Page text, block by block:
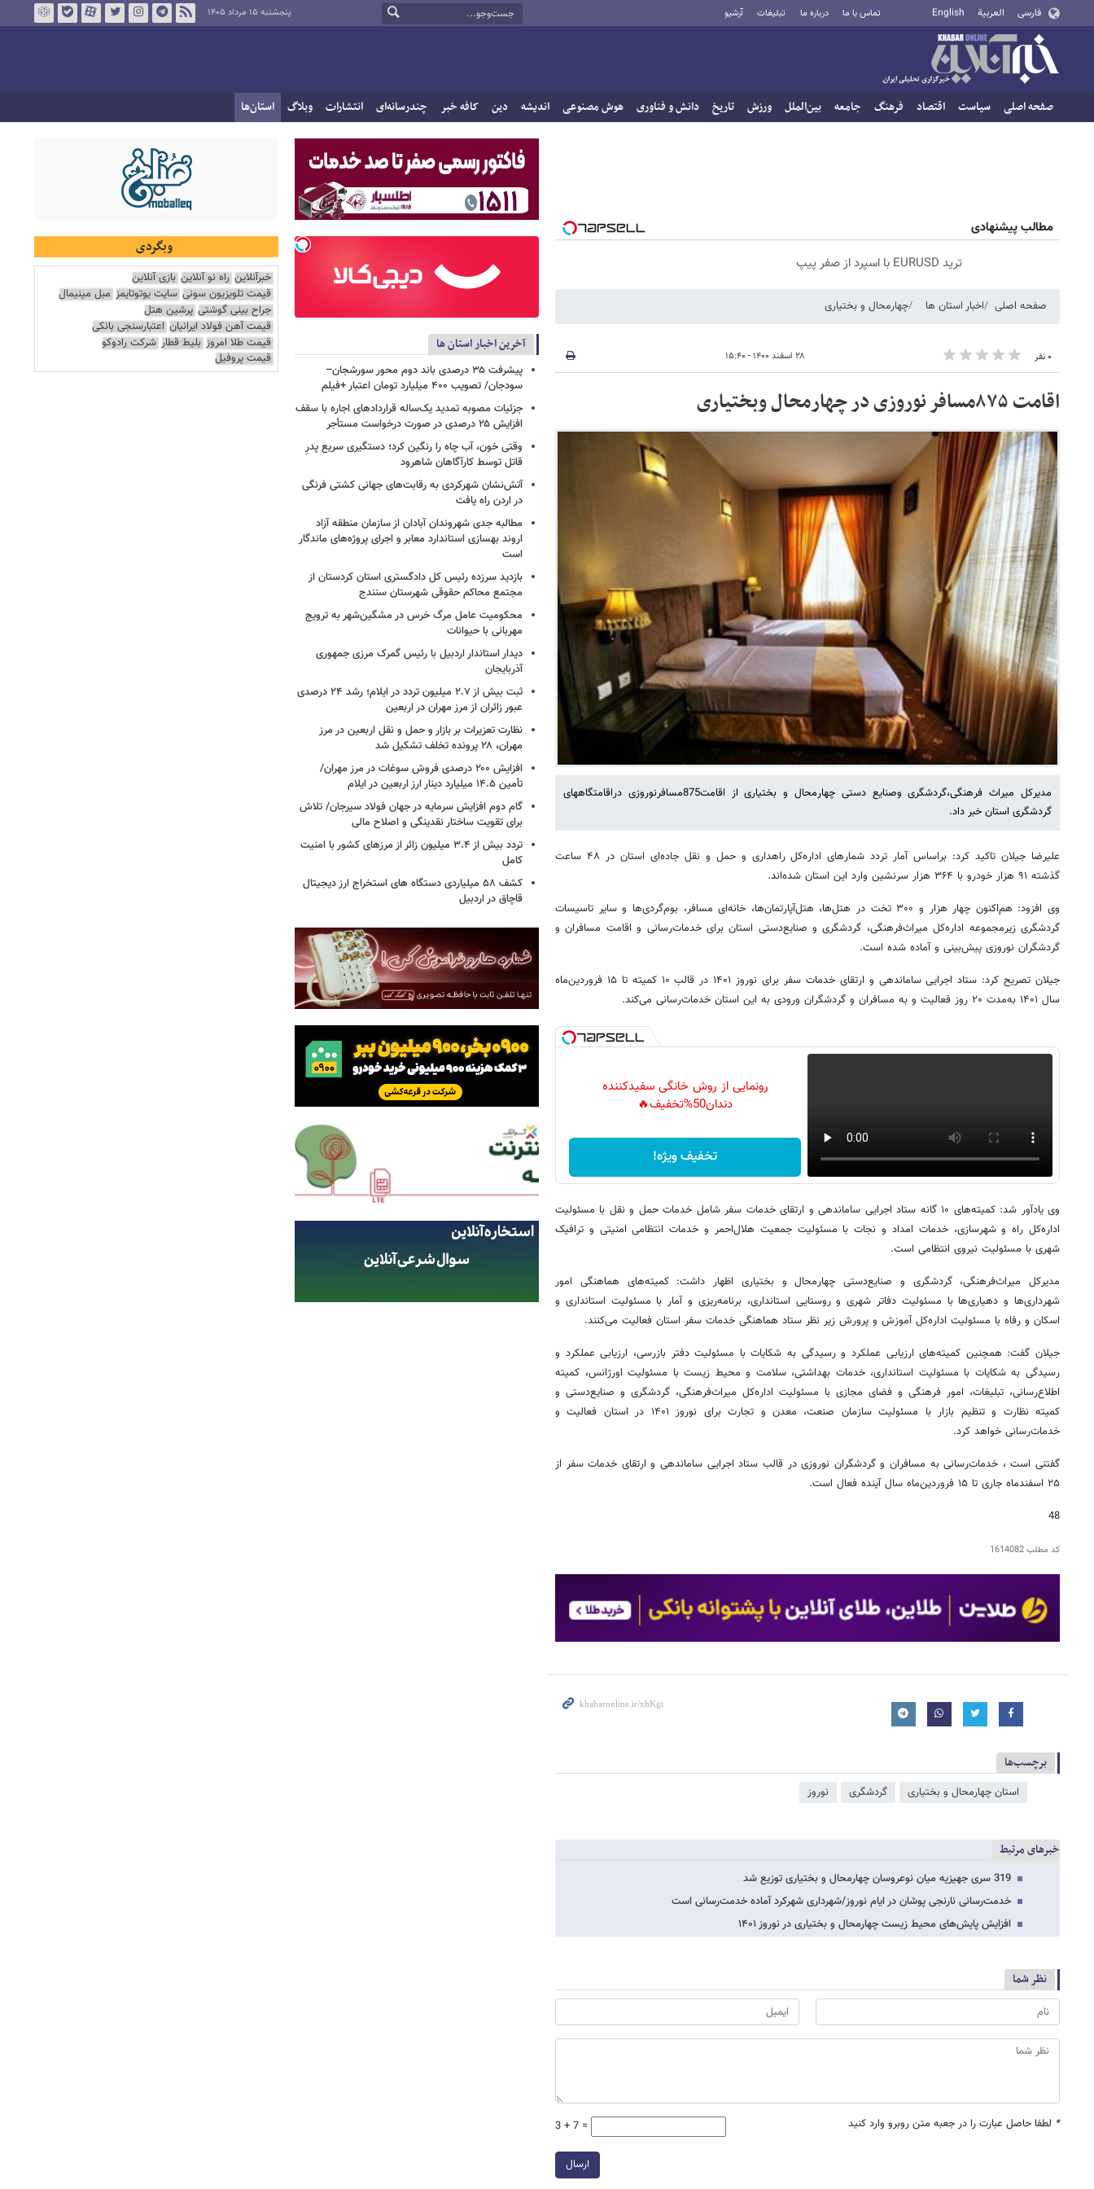
فارسی العربية English تماس با ما درباره ما تبلیغات آرشیو پنجشنبه ۱۵ مرداد ۱۴۰۵
صفحه اصلی سیاست اقتصاد فرهنگ جامعه بین‌الملل ورزش تاریخ دانش و فناوری هوش مصنوعی اندیشه دین کافه خبر چندرسانه‌ای انتشارات وبلاگ استان‌ها
مطالب پیشنهادی
ترید EURUSD با اسپرد از صفر پیپ
صفحه اصلی اخبار استان ها چهارمحال و بختیاری
۰ نفر ۲۸ اسفند ۱۴۰۰ - ۱۵:۴۰
اقامت ۸۷۵مسافر نوروزی در چهارمحال وبختیاری
مدیرکل میراث فرهنگی،گردشگری وصنایع دستی چهارمحال و بختیاری از اقامت875مسافرنوروزی دراقامتگاههای
گردشگری استان خبر داد.
علیرضا جیلان تاکید کرد: براساس آمار تردد شمارهای اداره‌کل راهداری و حمل و نقل جاده‌ای استان در ۴۸ ساعت
گذشته ۹۱ هزار خودرو با ۳۶۴ هزار سرنشین وارد این استان شده‌اند.
وی افزود: هم‌اکنون چهار هزار و ۳۰۰ تخت در هتل‌ها، هتل‌آپارتمان‌ها، خانه‌ای مسافر، بوم‌گردی‌ها و سایر تاسیسات
گردشگری زیرمجموعه اداره‌کل میراث‌فرهنگی، گردشگری و صنایع‌دستی استان برای خدمات‌رسانی و اقامت مسافران و
گردشگران نوروزی پیش‌بینی و آماده شده است.
جیلان تصریح کرد: ستاد اجرایی ساماندهی و ارتقای خدمات سفر برای نوروز ۱۴۰۱ در قالب ۱۰ کمیته تا ۱۵ فروردین‌ماه
سال ۱۴۰۱ به‌مدت ۲۰ روز فعالیت و به مسافران و گردشگران ورودی به این استان خدمات‌رسانی می‌کند.
رونمایی از روش خانگی سفیدکننده
دندان50%تخفیف🔥
تخفیف ویژه!
وی یادآور شد: کمیته‌های ۱۰ گانه ستاد اجرایی ساماندهی و ارتقای خدمات سفر شامل خدمات حمل و نقل با مسئولیت
اداره‌کل راه و شهرسازی، خدمات امداد و نجات با مسئولیت جمعیت هلال‌احمر و خدمات انتظامی امنیتی و ترافیک
شهری با مسئولیت نیروی انتظامی است.
مدیرکل میراث‌فرهنگی، گردشگری و صنایع‌دستی چهارمحال و بختیاری اظهار داشت: کمیته‌های هماهنگی امور
شهرداری‌ها و دهیاری‌ها با مسئولیت دفاتر شهری و روستایی استانداری، برنامه‌ریزی و آمار با مسئولیت استانداری و
اسکان و رفاه با مسئولیت اداره‌کل آموزش و پرورش زیر نظر ستاد هماهنگی خدمات سفر استان فعالیت می‌کنند.
جیلان گفت: همچنین کمیته‌های ارزیابی عملکرد و رسیدگی به شکایات با مسئولیت دفتر بازرسی، ارزیابی عملکرد و
رسیدگی به شکایات با مسئولیت استانداری، خدمات بهداشتی، سلامت و محیط زیست با مسئولیت اورژانس، کمیته
اطلاع‌رسانی، تبلیغات، امور فرهنگی و فضای مجازی با مسئولیت اداره‌کل میراث‌فرهنگی،‌ گردشگری و صنایع‌دستی و
کمیته نظارت و تنظیم بازار با مسئولیت سازمان صنعت، معدن و تجارت برای نوروز ۱۴۰۱ در استان فعالیت و
خدمات‌رسانی خواهد کرد.
گفتنی است ، خدمات‌رسانی به مسافران و گردشگران نوروزی در قالب ستاد اجرایی ساماندهی و ارتقای خدمات سفر از
۲۵ اسفندماه جاری تا ۱۵ فروردین‌ماه سال آینده فعال است.
48
کد مطلب1614082
برچسب‌ها
استان چهارمحال و بختیاری گردشگری نوروز
خبرهای مرتبط
319 سری جهیزیه میان نوعروسان چهارمحال و بختیاری توزیع شد
خدمت‌رسانی نارنجی پوشان در ایام نوروز/شهرداری شهرکرد آماده خدمت‌رسانی است
افزایش پایش‌های محیط زیست چهارمحال و بختیاری در نوروز ۱۴۰۱
نظر شما
* لطفا حاصل عبارت را در جعبه متن روبرو وارد کنید 3 + 7 =
ارسال
آخرین اخبار استان ها
پیشرفت ۳۵ درصدی باند دوم محور سورشجان–
سودجان/ تصویب ۴۰۰ میلیارد تومان اعتبار +فیلم
جزئیات مصوبه تمدید یک‌ساله قراردادهای اجاره با سقف
افزایش ۲۵ درصدی در صورت درخواست مستأجر
وقتی خون، آب چاه را رنگین کرد؛ دستگیری سریع پدرِ
قاتل توسط کارآگاهان شاهرود
آتش‌نشان شهرکردی به رقابت‌های جهانی کشتی فرنگی
در اردن راه یافت
مطالبه جدی شهروندان آبادان از سازمان منطقه آزاد
اروند بهسازی استاندارد معابر و اجرای پروژه‌های ماندگار
است
بازدید سرزده رئیس کل دادگستری استان کردستان از
مجتمع محاکم حقوقی شهرستان سنندج
محکومیت عامل مرگ خرس در مشگین‌شهر به ترویج
مهربانی با حیوانات
دیدار استاندار اردبیل با رئیس گمرک مرزی جمهوری
آذربایجان
ثبت بیش از ۲.۷ میلیون تردد در ایلام؛ رشد ۲۴ درصدی
عبور زائران از مرز مهران در اربعین
نظارت تعزیرات بر بازار و حمل و نقل اربعین در مرز
مهران، ۲۸ پرونده تخلف تشکیل شد
افزایش ۲۰۰ درصدی فروش سوغات در مرز مهران/
تأمین ۱۴.۵ میلیارد دینار ارز اربعین در ایلام
گام دوم افزایش سرمایه در جهان فولاد سیرجان/ تلاش
برای تقویت ساختار نقدینگی و اصلاح مالی
تردد بیش از ۳.۴ میلیون زائر از مرزهای کشور با امنیت
کامل
کشف ۵۸ میلیاردی دستگاه های استخراج ارز دیجیتال
قاچاق در اردبیل
وبگردی
خبرآنلاین راه نو آنلاین بازی آنلاین
قیمت تلویزیون سونی سایت یوتوتایمز مبل مینیمال
جراح بینی گوشتی پرشین هتل
قیمت آهن فولاد ایرانیان اعتبارسنجی بانکی
قیمت طلا امروز بلیط قطار شرکت رادوکو
قیمت پروفیل